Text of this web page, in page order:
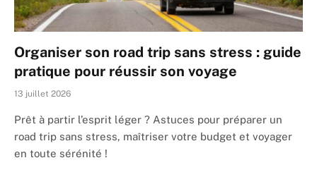
Organiser son road trip sans stress : guide
pratique pour réussir son voyage
13 juillet 2026
Prêt à partir l’esprit léger ? Astuces pour préparer un
road trip sans stress, maîtriser votre budget et voyager
en toute sérénité !